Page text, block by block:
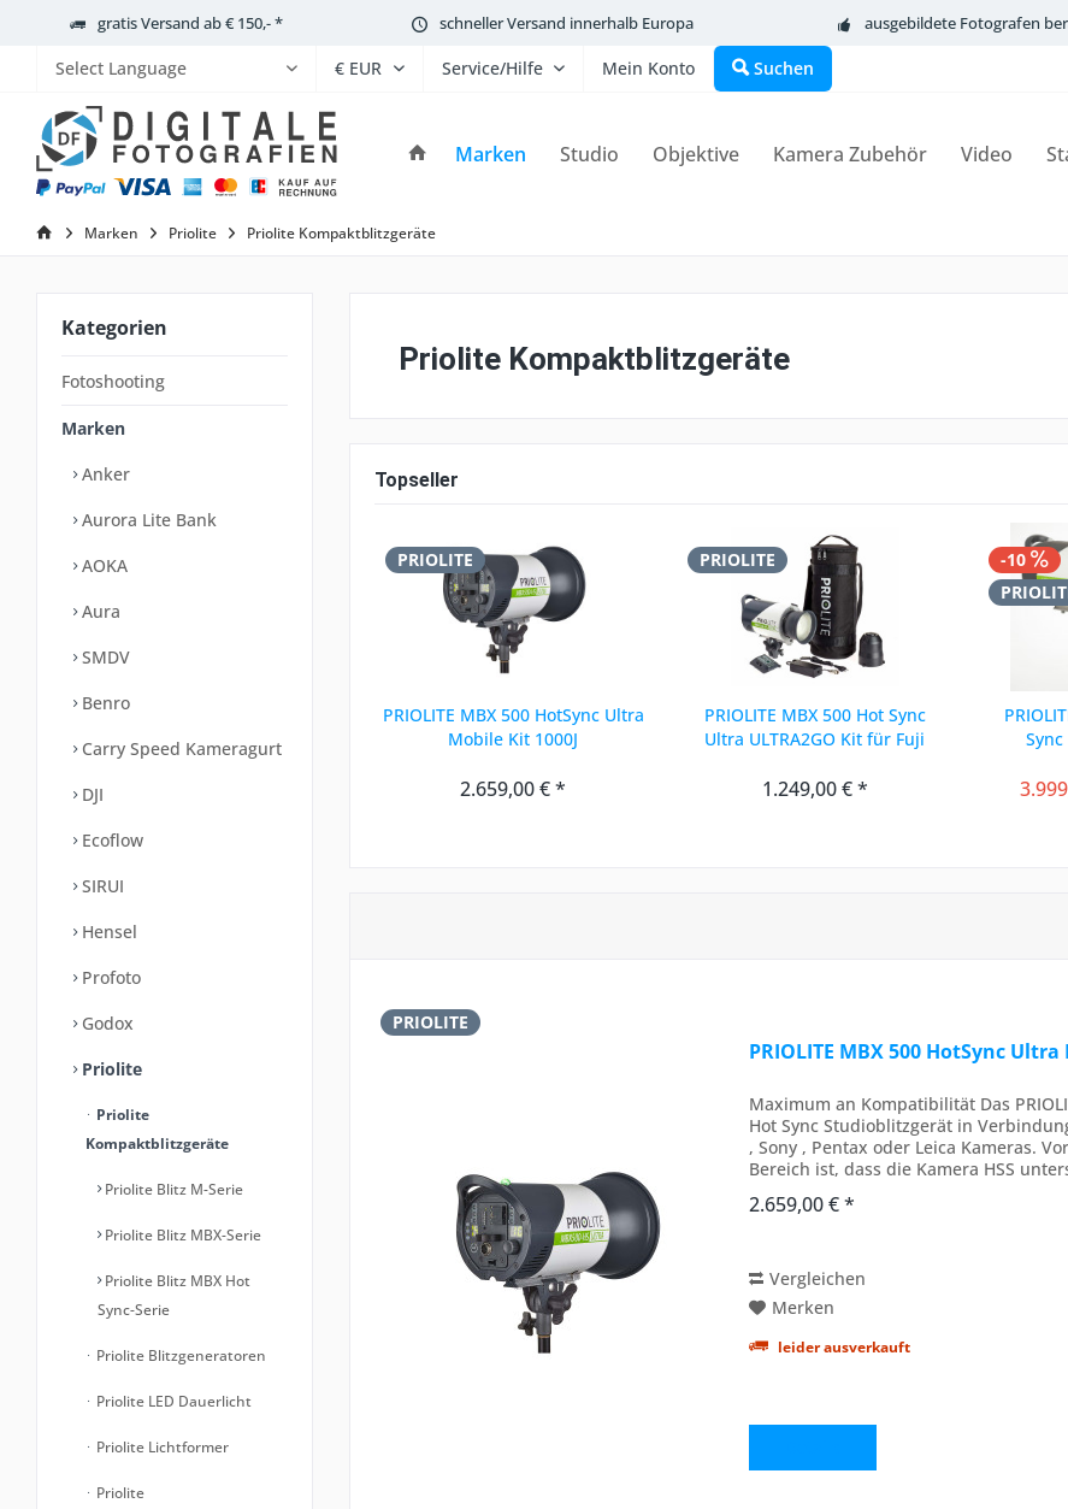
gratis Versand ab € 150,- * schneller Versand innerhalb Europa ausgebildete Fotografen
Powered by
Service/Hilfe Mein Konto Suchen
Marken Studio Objektive Kamera Zubehör Video
Marken Priolite Priolite Kompaktblitzgeräte
Kategorien
Fotoshooting
Marken
Anker
Aurora Lite Bank
AOKA
Aura
SMDV
Benro
Carry Speed Kameragurt
DJI
Ecoflow
SIRUI
Hensel
Profoto
Godox
Priolite
Priolite
Kompaktblitzgeräte
Priolite Blitz M-Serie
Priolite Blitz MBX-Serie
Priolite Blitz MBX Hot
Sync-Serie
Priolite Blitzgeneratoren
Priolite LED Dauerlicht
Priolite Lichtformer
Priolite
Priolite Kompaktblitzgeräte
Topseller
PRIOLITE
PRIOLITE MBX 500 HotSync Ultra
Mobile Kit 1000J
2.659,00 € *
PRIOLITE
PRIOLITE MBX 500 Hot Sync
Ultra ULTRA2GO Kit für Fuji
1.249,00 € *
-10
PRIOLITE
PRIOLITE MBX 500 HotSync
Maximum an Kompatibilität Das
Hot Sync Studioblitzgerät in
, Sony , Pentax oder Leica Kameras.
Bereich ist, dass die Kamera HSS
2.659,00 € *
Vergleichen
Merken
leider ausverkauft